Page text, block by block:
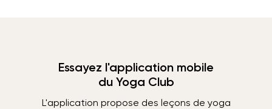
Essayez l'application mobile
du Yoga Club
L'application propose des leçons de yoga